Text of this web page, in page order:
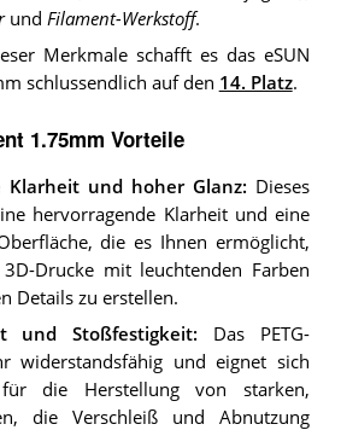
und Filament-Werkstoff.
Merkmale schafft es das eSUN
schlussendlich auf den 14. Platz.
1.75mm Vorteile
Klarheit und hoher Glanz: Dieses
hervorragende Klarheit und eine
die es Ihnen ermöglicht,
3D-Drucke mit leuchtenden Farben
Details zu erstellen.
und Stoßfestigkeit: Das PETG-
widerstandsfähig und eignet sich
die Herstellung von starken,
die Verschleiß und Abnutzung